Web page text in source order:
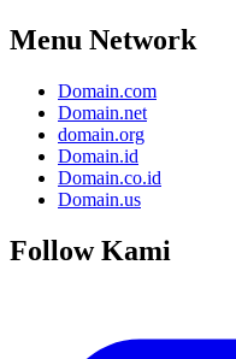
Menu Network
Domain.com
Domain.net
domain.org
Domain.id
Domain.co.id
Domain.us
Follow Kami